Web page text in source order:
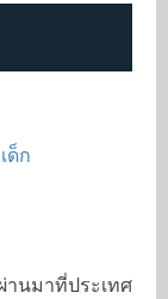
ด็ก
านมาที่ประเทศ